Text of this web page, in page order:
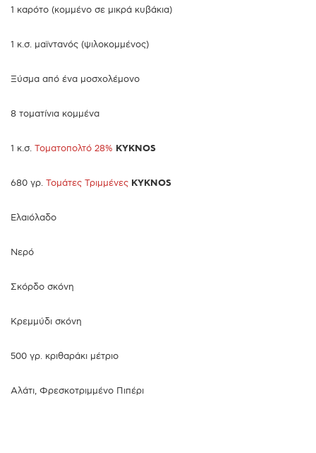
1 καρότο (κομμένο σε μικρά κυβάκια)
1 κ.σ. μαϊντανός (ψιλοκομμένος)
Ξύσμα από ένα μοσχολέμονο
8 τοματίνια κομμένα
1 κ.σ. Τοματοπολτό 28% KYKNOS
680 γρ. Τομάτες Τριμμένες KYKNOS
Ελαιόλαδο
Νερό
Σκόρδο σκόνη
Κρεμμύδι σκόνη
500 γρ. κριθαράκι μέτριο
Αλάτι, Φρεσκοτριμμένο Πιπέρι